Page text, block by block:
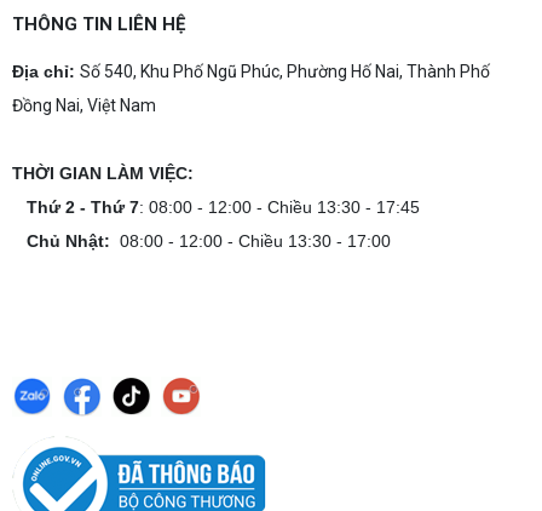
THÔNG TIN LIÊN HỆ
Địa chỉ: Số 540, Khu Phố Ngũ Phúc, Phường Hố Nai, Thành Phố
Đồng Nai, Việt Nam
THỜI GIAN LÀM VIỆC:
Thứ 2 - Thứ 7: 08:00 - 12:00 - Chiều 13:30 - 17:45
Chủ Nhật: 08:00 - 12:00 - Chiều 13:30 - 17:00